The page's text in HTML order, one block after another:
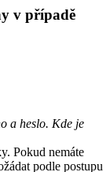
v případě
a heslo. Kde je
Pokud nemáte
podle postupu